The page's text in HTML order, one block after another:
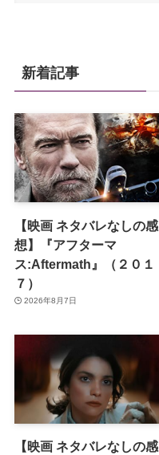
新着記事
【映画 ネタバレなしの感
想】『アフターマ
ス:Aftermath』（２０１
７）
2026年8月7日
【映画 ネタバレなしの感